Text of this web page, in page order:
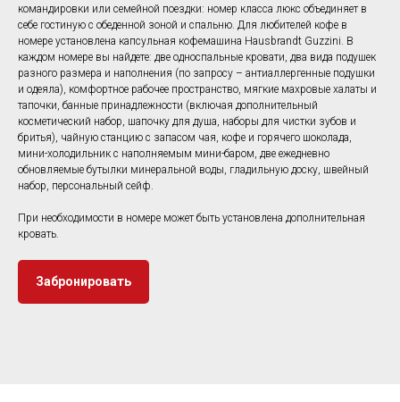
командировки или семейной поездки: номер класса люкс объединяет в
себе гостиную с обеденной зоной и спальню. Для любителей кофе в
номере установлена капсульная кофемашина Hausbrandt Guzzini. В
каждом номере вы найдете: две односпальные кровати, два вида подушек
разного размера и наполнения (по запросу – антиаллергенные подушки
и одеяла), комфортное рабочее пространство, мягкие махровые халаты и
тапочки, банные принадлежности (включая дополнительный
косметический набор, шапочку для душа, наборы для чистки зубов и
бритья), чайную станцию с запасом чая, кофе и горячего шоколада,
мини-холодильник с наполняемым мини-баром, две ежедневно
обновляемые бутылки минеральной воды, гладильную доску, швейный
набор, персональный сейф.
При необходимости в номере может быть установлена дополнительная
кровать.
Забронировать